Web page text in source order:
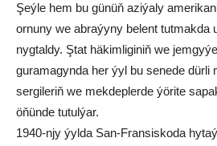
Şeýle hem bu günüň aziýaly
ornuny we abraýyny belent tutmakda
nygtaldy. Ştat häkimliginiň we
guramagynda her ýyl bu senede dürli
sergileriň we mekdeplerde ýörite
öňünde tutulýar.
1940-njy ýylda San-Fransiskoda